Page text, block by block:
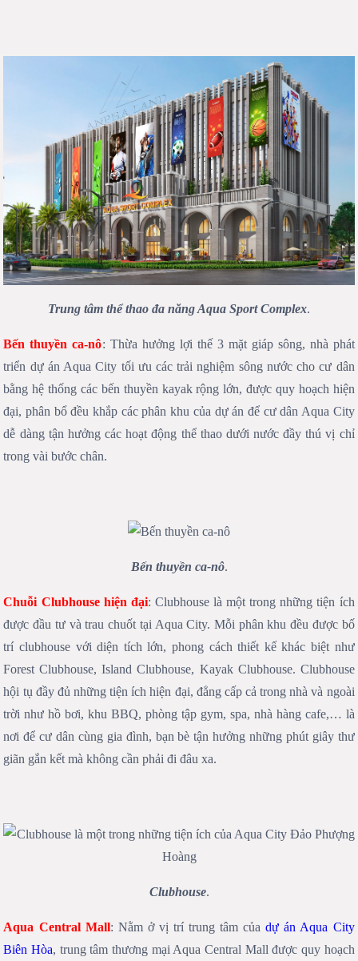
Trung tâm thể thao đa năng Aqua Sport Complex.
Bến thuyền ca-nô: Thừa hưởng lợi thế 3 mặt giáp sông, nhà phát
triển dự án Aqua City tối ưu các trải nghiệm sông nước cho cư dân
bằng hệ thống các bến thuyền kayak rộng lớn, được quy hoạch hiện
đại, phân bổ đều khắp các phân khu của dự án để cư dân Aqua City
dễ dàng tận hưởng các hoạt động thể thao dưới nước đầy thú vị chỉ
trong vài bước chân.
Bến thuyền ca-nô.
Chuỗi Clubhouse hiện đại: Clubhouse là một trong những tiện ích
được đầu tư và trau chuốt tại Aqua City. Mỗi phân khu đều được bố
trí clubhouse với diện tích lớn, phong cách thiết kế khác biệt như
Forest Clubhouse, Island Clubhouse, Kayak Clubhouse. Clubhouse
hội tụ đầy đủ những tiện ích hiện đại, đẳng cấp cả trong nhà và ngoài
trời như hồ bơi, khu BBQ, phòng tập gym, spa, nhà hàng cafe,… là
nơi để cư dân cùng gia đình, bạn bè tận hưởng những phút giây thư
giãn gắn kết mà không cần phải đi đâu xa.
Clubhouse.
Aqua Central Mall: Nằm ở vị trí trung tâm củadự án Aqua City
Biên Hòa, trung tâm thương mại Aqua Central Mall được quy hoạch